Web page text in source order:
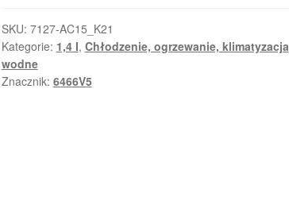
Peugeot
1.4i
6466V5
SKU: 7127-AC15_K21
Kategorie: 1,4 I, Chłodzenie, ogrzewanie, klimatyzacja
wodne
Znacznik: 6466V5